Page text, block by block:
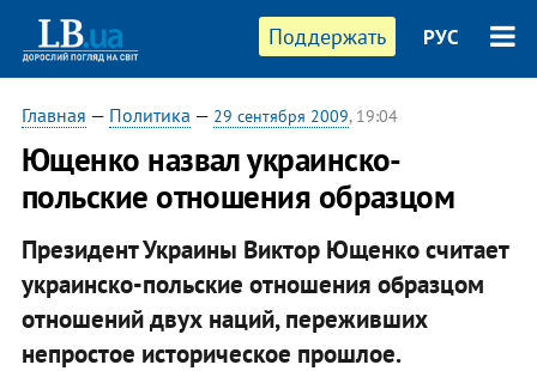
Поддержать РУС
Главная — Политика — 29 сентября 2009, 19:04
Ющенко назвал украинско-
польские отношения образцом
Президент Украины Виктор Ющенко считает
украинско-польские отношения образцом
отношений двух наций, переживших
непростое историческое прошлое.